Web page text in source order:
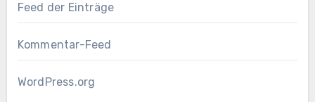
Feed der Einträge
Kommentar-Feed
WordPress.org